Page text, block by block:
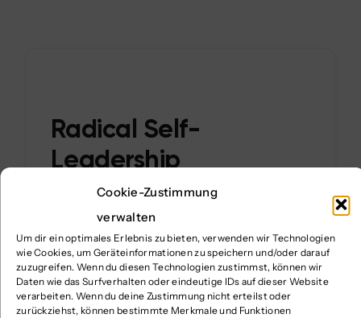
Cookie-Zustimmung
verwalten
Um dir ein optimales Erlebnis zu bieten, verwenden wir Technologien
wie Cookies, um Geräteinformationen zu speichern und/oder darauf
zuzugreifen. Wenn du diesen Technologien zustimmst, können wir
Daten wie das Surfverhalten oder eindeutige IDs auf dieser Website
verarbeiten. Wenn du deine Zustimmung nicht erteilst oder
zurückziehst, können bestimmte Merkmale und Funktionen
Radical Self-
Leadership
unseremAnsatz
Leadershipbegleitenwir
FührungskräfteundTeamsdabei,
Klarheit,Selbstverantwortungund